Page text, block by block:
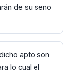
de su seno
apto son
lo cual el